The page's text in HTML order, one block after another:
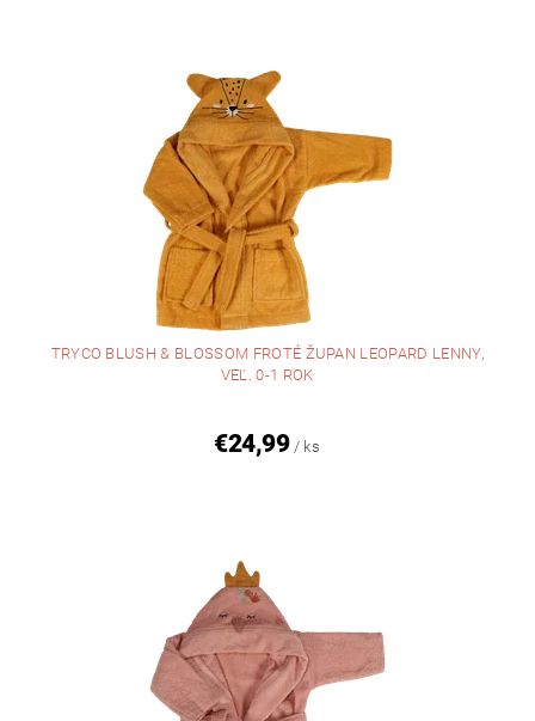
TRYCO BLUSH & BLOSSOM FROTÉ ŽUPAN LEOPARD LENNY,
VEĽ. 0-1 ROK
€24,99 / ks